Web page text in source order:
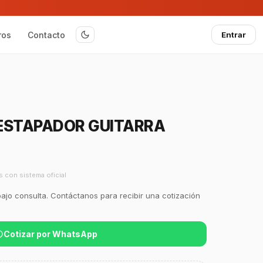
Contacto Entrar
GUITARRA
con sistema oficial
consulta. Contáctanos para recibir una cotización
Cotizar por WhatsApp